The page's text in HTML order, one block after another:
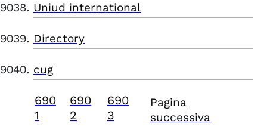
Uniud international
Directory
cug
690
1
690
2
690
3
Pagina
successiva